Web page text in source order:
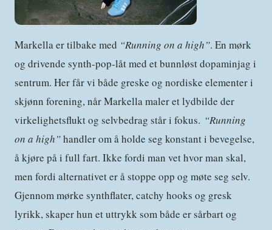
Markella er tilbake med “Running on a high”. En mørk
og drivende synth-pop-låt med et bunnløst dopaminjag i
sentrum. Her får vi både greske og nordiske elementer i
skjønn forening, når Markella maler et lydbilde der
virkelighetsflukt og selvbedrag står i fokus. “Running
on a high”handler om å holde seg konstant i bevegelse,
å kjøre på i full fart. Ikke fordi man vet hvor man skal,
men fordi alternativet er å stoppe opp og møte seg selv.
Gjennom mørke synthflater, catchy hooks og gresk
lyrikk, skaper hun et uttrykk som både er sårbart og